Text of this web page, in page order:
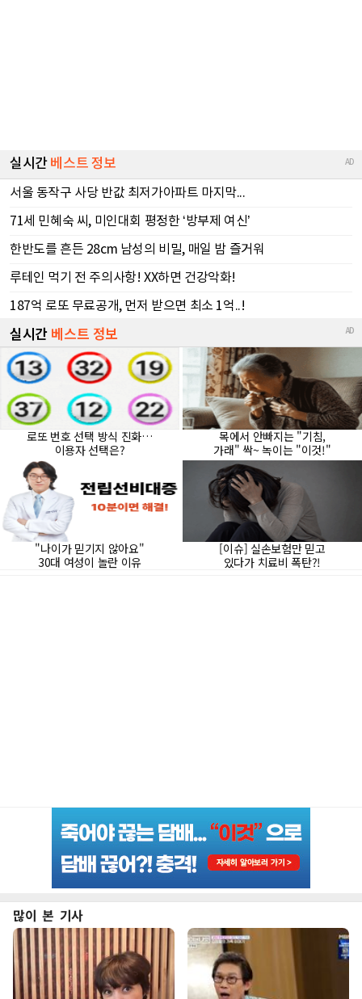
많이 본 기사